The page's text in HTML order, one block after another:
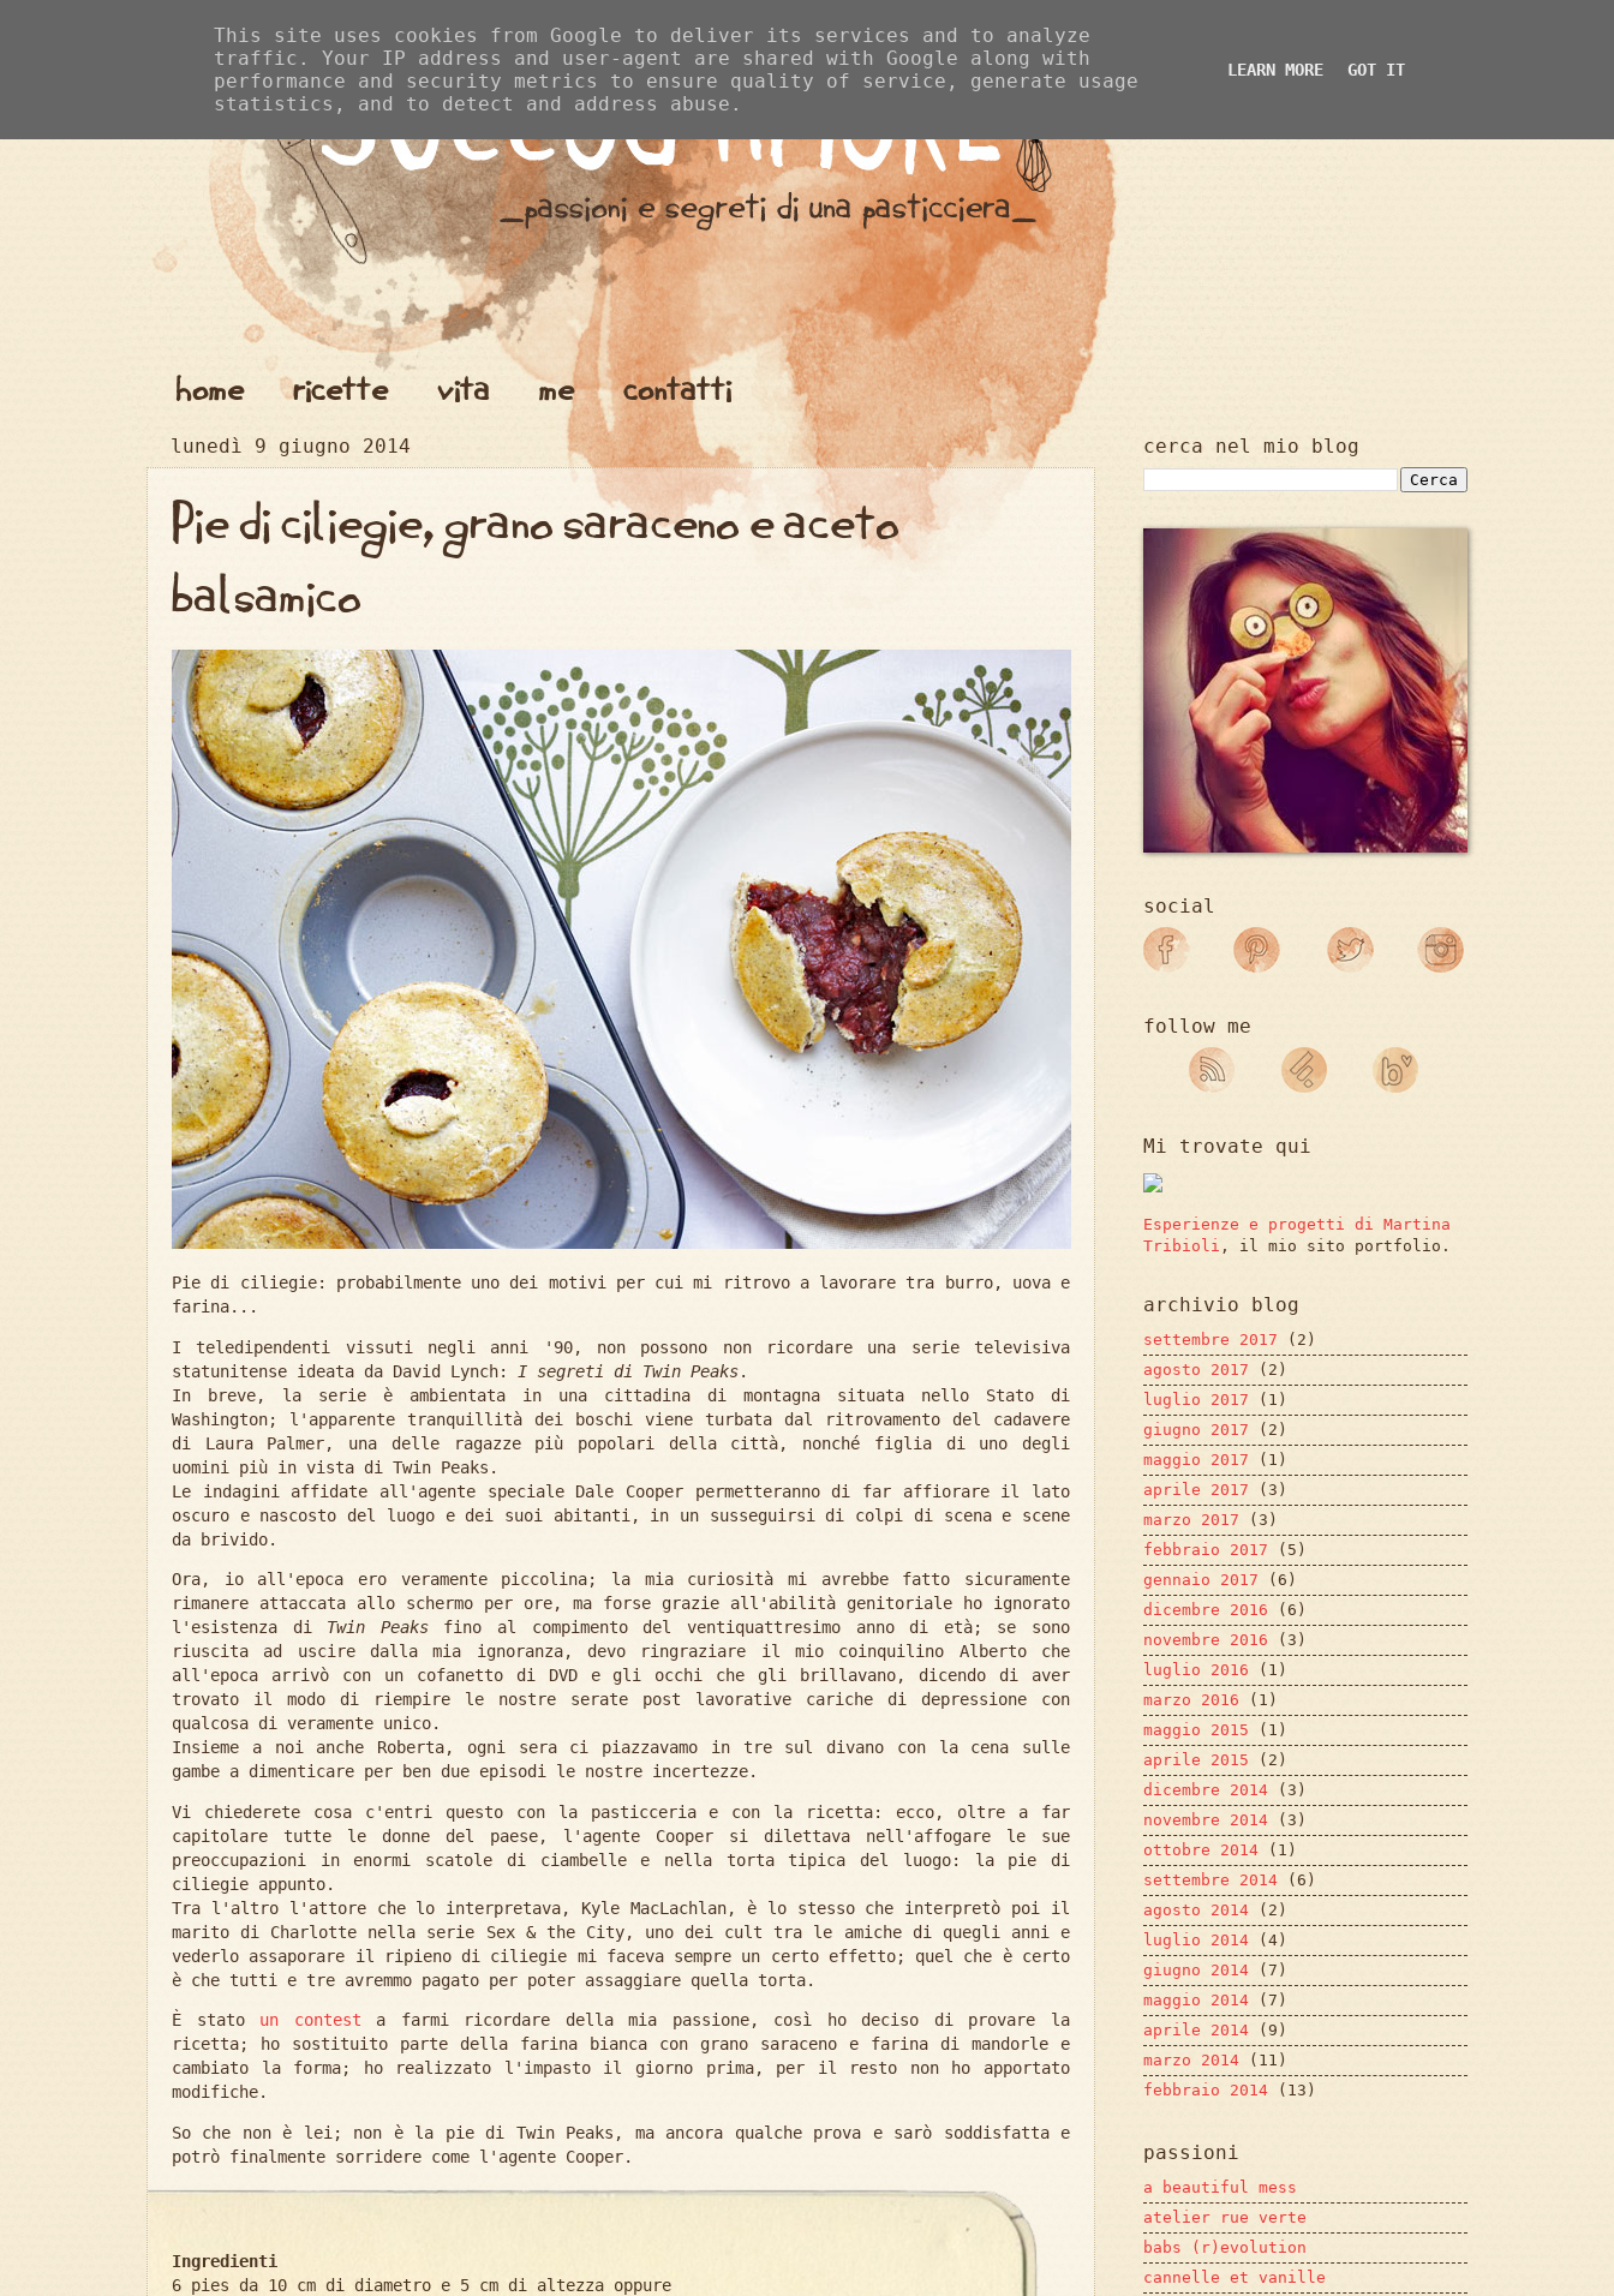
home ricette vita me contatti
lunedì 9 giugno 2014
Pie di ciliegie, grano saraceno e aceto
balsamico
Pie di ciliegie: probabilmente uno dei motivi per cui mi ritrovo a lavorare tra burro, uova e
farina...
I teledipendenti vissuti negli anni '90, non possono non ricordare una serie televisiva
statunitense ideata da David Lynch:
I segreti di Twin Peaks.
In breve, la serie è ambientata in una cittadina di montagna situata nello Stato di
Washington; l'apparente tranquillità dei boschi viene turbata dal ritrovamento del cadavere
di Laura Palmer, una delle ragazze più popolari della città, nonché figlia di uno degli
uomini più in vista di Twin Peaks.
Le indagini affidate all'agente speciale Dale Cooper permetteranno di far affiorare il lato
oscuro e nascosto del luogo e dei suoi abitanti, in un susseguirsi di colpi di scena e scene
da brivido.
Ora, io all'epoca ero veramente piccolina; la mia curiosità mi avrebbe fatto sicuramente
rimanere attaccata allo schermo per ore, ma forse grazie all'abilità genitoriale ho ignorato
l'esistenza di Twin Peaksfino al compimento del ventiquattresimo anno di età; se sono
riuscita ad uscire dalla mia ignoranza, devo ringraziare il mio coinquilino Alberto che
all'epoca arrivò con un cofanetto di DVD e gli occhi che gli brillavano, dicendo di aver
trovato il modo di riempire le nostre serate post lavorative cariche di depressione con
qualcosa di veramente unico.
Insieme a noi anche Roberta, ogni sera ci piazzavamo in tre sul divano con la cena sulle
gambe a dimenticare per ben due episodi le nostre incertezze.
Vi chiederete cosa c'entri questo con la pasticceria e con la ricetta: ecco, oltre a far
capitolare tutte le donne del paese, l'agente Cooper si dilettava nell'affogare le sue
preoccupazioni in enormi scatole di ciambelle e nella torta tipica del luogo: la pie di
ciliegie appunto.
Tra l'altro l'attore che lo interpretava, Kyle MacLachlan, è lo stesso che interpretò poi il
marito di Charlotte nella serie Sex & the City, uno dei cult tra le amiche di quegli anni e
vederlo assaporare il ripieno di ciliegie mi faceva sempre un certo effetto; quel che è certo
è che tutti e tre avremmo pagato per poter assaggiare quella torta.
È stato un contest a farmi ricordare della mia passione, così ho deciso di provare la
ricetta; ho sostituito parte della farina bianca con grano saraceno e farina di mandorle e
cambiato la forma; ho realizzato l'impasto il giorno prima, per il resto non ho apportato
modifiche.
So che non è lei; non è la pie di Twin Peaks, ma ancora qualche prova e sarò soddisfatta e
potrò finalmente sorridere come l'agente Cooper.
Ingredienti
6 pies da 10 cm di diametro e 5 cm di altezza oppure
cerca nel mio blog
social
follow me
Mi trovate qui
Esperienze e progetti di Martina
Tribioli , il mio sito portfolio.
archivio blog
settembre 2017 (2)
agosto 2017 (2)
luglio 2017 (1)
giugno 2017 (2)
maggio 2017 (1)
aprile 2017 (3)
marzo 2017 (3)
febbraio 2017 (5)
gennaio 2017 (6)
dicembre 2016 (6)
novembre 2016 (3)
luglio 2016 (1)
marzo 2016 (1)
maggio 2015 (1)
aprile 2015 (2)
dicembre 2014 (3)
novembre 2014 (3)
ottobre 2014 (1)
settembre 2014 (6)
agosto 2014 (2)
luglio 2014 (4)
giugno 2014 (7)
maggio 2014 (7)
aprile 2014 (9)
marzo 2014 (11)
febbraio 2014 (13)
passioni
a beautiful mess
atelier rue verte
babs (r)evolution
cannelle et vanille
This site uses cookies from Google to deliver its services and to analyze
traffic. Your IP address and user-agent are shared with Google along with
performance and security metrics to ensure quality of service, generate usage
statistics, and to detect and address abuse.
LEARN MORE GOT IT